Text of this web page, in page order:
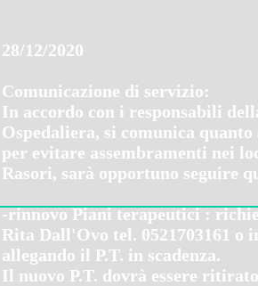
28/12/2020
Comunicazione di servizio:
In accordo con i responsabili
Ospedaliera, si comunica quanto
per evitare assembramenti nei
Rasori, sarà opportuno seguire
-rinnovo Piani terapeutici :
Rita Dall'Ovo tel. 0521703161 o
allegando il P.T. in scadenza.
Il nuovo P.T. dovrà essere